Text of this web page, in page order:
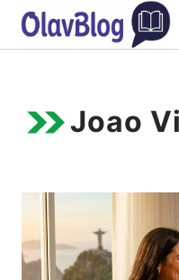
Pular
para
o
Joao